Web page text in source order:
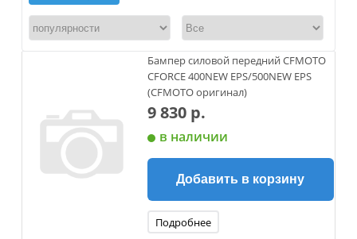
Бампер силовой передний CFMOTO
CFORCE 400NEW EPS/500NEW EPS
(CFMOTO оригинал)
9 830 р.
в наличии
Добавить в корзину
Подробнее